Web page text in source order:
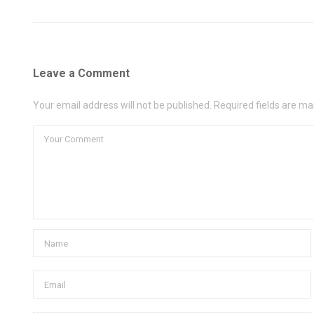
Leave a Comment
Your email address will not be published. Required fields are